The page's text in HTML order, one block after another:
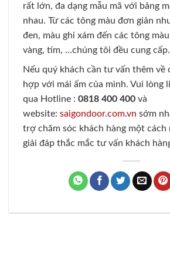
rất lớn, đa dạng mẫu mã với bảng
nhau. Từ các tông màu đơn giản
đen, màu ghi xám đến các tông
vàng, tím, …chúng tôi đều cung cấp.
Nếu quý khách cần tư vấn thêm về
hợp với mái ấm của mình. Vui lòng
qua Hotline : 0818 400 400 và
website: saigondoor.com.vn sớm
trợ chăm sóc khách hàng một cách
giải đáp thắc mắc tư vấn khách